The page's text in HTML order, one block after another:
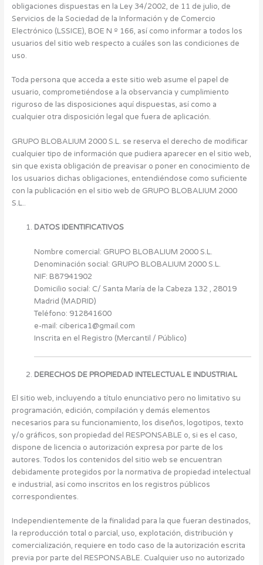
obligaciones dispuestas en la Ley 34/2002, de 11 de julio, de
Servicios de la Sociedad de la Información y de Comercio
Electrónico (LSSICE), BOE N º 166, así como informar a todos los
usuarios del sitio web respecto a cuáles son las condiciones de
uso.
Toda persona que acceda a este sitio web asume el papel de
usuario, comprometiéndose a la observancia y cumplimiento
riguroso de las disposiciones aquí dispuestas, así como a
cualquier otra disposición legal que fuera de aplicación.
GRUPO BLOBALIUM 2000 S.L. se reserva el derecho de modificar
cualquier tipo de información que pudiera aparecer en el sitio web,
sin que exista obligación de preavisar o poner en conocimiento de
los usuarios dichas obligaciones, entendiéndose como suficiente
con la publicación en el sitio web de GRUPO BLOBALIUM 2000
S.L..
DATOS IDENTIFICATIVOS
Nombre comercial: GRUPO BLOBALIUM 2000 S.L.
Denominación social: GRUPO BLOBALIUM 2000 S.L.
NIF: B87941902
Domicilio social: C/ Santa María de la Cabeza 132 , 28019
Madrid (MADRID)
Teléfono: 912841600
e-mail: ciberica1@gmail.com
Inscrita en el Registro (Mercantil / Público)
DERECHOS DE PROPIEDAD INTELECTUAL E INDUSTRIAL
El sitio web, incluyendo a título enunciativo pero no limitativo su
programación, edición, compilación y demás elementos
necesarios para su funcionamiento, los diseños, logotipos, texto
y/o gráficos, son propiedad del RESPONSABLE o, si es el caso,
dispone de licencia o autorización expresa por parte de los
autores. Todos los contenidos del sitio web se encuentran
debidamente protegidos por la normativa de propiedad intelectual
e industrial, así como inscritos en los registros públicos
correspondientes.
Independientemente de la finalidad para la que fueran destinados,
la reproducción total o parcial, uso, explotación, distribución y
comercialización, requiere en todo caso de la autorización escrita
previa por parte del RESPONSABLE. Cualquier uso no autorizado